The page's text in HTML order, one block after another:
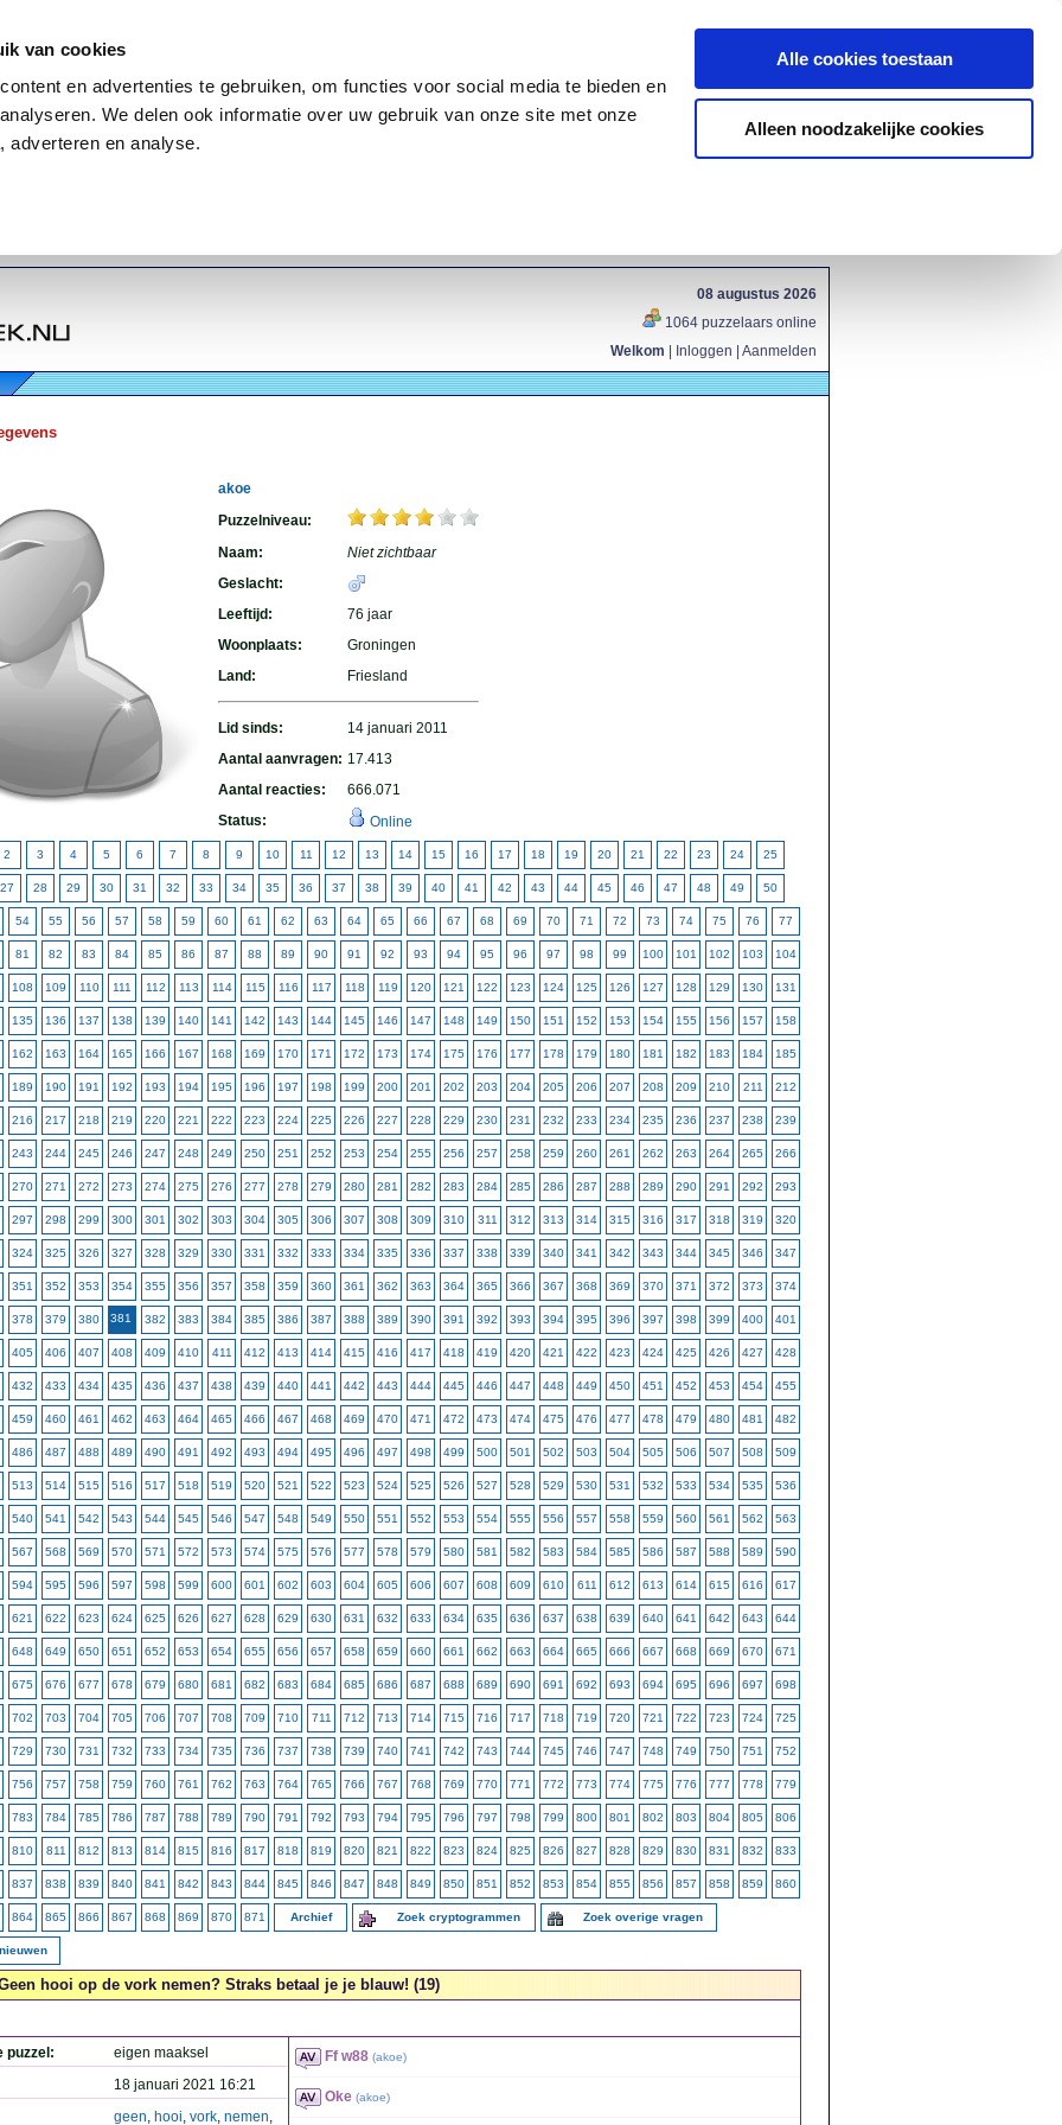
van cookies
en advertenties te gebruiken, om functies voor social media te bieden en
We delen ook informatie over uw gebruik van onze site met onze
adverteren en analyse.
Alle cookies toestaan
Alleen noodzakelijke cookies
08 augustus 2026
1064 puzzelaars online
Welkom
Inloggen Aanmelden
akoe
Puzzelniveau:
Naam:
Niet zichtbaar
Geslacht:
Leeftijd:
76 jaar
Woonplaats:
Groningen
Land:
Friesland
Lid sinds:
14 januari 2011
Aantal aanvragen: 17.413
Aantal reacties:
666.071
Status:
Online
2 3 4 5 6 7 8 9 10 11 12 13 14 15 16 17 18 19 20 21 22 23 24 25
27 28 29 30 31 32 33 34 35 36 37 38 39 40 41 42 43 44 45 46 47 48 49 50
54 55 56 57 58 59 60 61 62 63 64 65 66 67 68 69 70 71 72 73 74 75 76 77
81 82 83 84 85 86 87 88 89 90 91 92 93 94 95 96 97 98 99 100 101 102 103 104
108 109 110 111 112 113 114 115 116 117 118 119 120 121 122 123 124 125 126 127 128 129 130 131
135 136 137 138 139 140 141 142 143 144 145 146 147 148 149 150 151 152 153 154 155 156 157 158
162 163 164 165 166 167 168 169 170 171 172 173 174 175 176 177 178 179 180 181 182 183 184 185
189 190 191 192 193 194 195 196 197 198 199 200 201 202 203 204 205 206 207 208 209 210 211 212
216 217 218 219 220 221 222 223 224 225 226 227 228 229 230 231 232 233 234 235 236 237 238 239
243 244 245 246 247 248 249 250 251 252 253 254 255 256 257 258 259 260 261 262 263 264 265 266
270 271 272 273 274 275 276 277 278 279 280 281 282 283 284 285 286 287 288 289 290 291 292 293
297 298 299 300 301 302 303 304 305 306 307 308 309 310 311 312 313 314 315 316 317 318 319 320
324 325 326 327 328 329 330 331 332 333 334 335 336 337 338 339 340 341 342 343 344 345 346 347
351 352 353 354 355 356 357 358 359 360 361 362 363 364 365 366 367 368 369 370 371 372 373 374
378 379 380 381 382 383 384 385 386 387 388 389 390 391 392 393 394 395 396 397 398 399 400 401
405 406 407 408 409 410 411 412 413 414 415 416 417 418 419 420 421 422 423 424 425 426 427 428
432 433 434 435 436 437 438 439 440 441 442 443 444 445 446 447 448 449 450 451 452 453 454 455
459 460 461 462 463 464 465 466 467 468 469 470 471 472 473 474 475 476 477 478 479 480 481 482
486 487 488 489 490 491 492 493 494 495 496 497 498 499 500 501 502 503 504 505 506 507 508 509
513 514 515 516 517 518 519 520 521 522 523 524 525 526 527 528 529 530 531 532 533 534 535 536
540 541 542 543 544 545 546 547 548 549 550 551 552 553 554 555 556 557 558 559 560 561 562 563
567 568 569 570 571 572 573 574 575 576 577 578 579 580 581 582 583 584 585 586 587 588 589 590
594 595 596 597 598 599 600 601 602 603 604 605 606 607 608 609 610 611 612 613 614 615 616 617
621 622 623 624 625 626 627 628 629 630 631 632 633 634 635 636 637 638 639 640 641 642 643 644
648 649 650 651 652 653 654 655 656 657 658 659 660 661 662 663 664 665 666 667 668 669 670 671
675 676 677 678 679 680 681 682 683 684 685 686 687 688 689 690 691 692 693 694 695 696 697 698
702 703 704 705 706 707 708 709 710 711 712 713 714 715 716 717 718 719 720 721 722 723 724 725
729 730 731 732 733 734 735 736 737 738 739 740 741 742 743 744 745 746 747 748 749 750 751 752
756 757 758 759 760 761 762 763 764 765 766 767 768 769 770 771 772 773 774 775 776 777 778 779
783 784 785 786 787 788 789 790 791 792 793 794 795 796 797 798 799 800 801 802 803 804 805 806
810 811 812 813 814 815 816 817 818 819 820 821 822 823 824 825 826 827 828 829 830 831 832 833
837 838 839 840 841 842 843 844 845 846 847 848 849 850 851 852 853 854 855 856 857 858 859 860
864 865 866 867 868 869 870 871 Archief Zoek cryptogrammen Zoek overige vragen
hooi op de vork nemen? Straks betaal je je blauw! (19)
puzzel:
eigen maaksel
18 januari 2021 16:21
geen, hooi, vork, nemen,
Ff w88 (akoe)
Oke (akoe)